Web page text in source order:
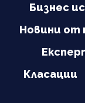
Бизнес
Новини от
Класации